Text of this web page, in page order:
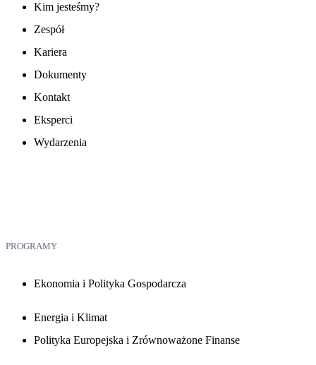
Kim jesteśmy?
Zespół
Kariera
Dokumenty
Kontakt
Eksperci
Wydarzenia
PROGRAMY
Ekonomia i Polityka Gospodarcza
Energia i Klimat
Polityka Europejska i Zrównoważone Finanse